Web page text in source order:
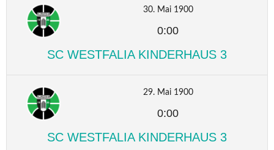
30. Mai 1900
0:00
SC WESTFALIA KINDERHAUS 3
29. Mai 1900
0:00
SC WESTFALIA KINDERHAUS 3